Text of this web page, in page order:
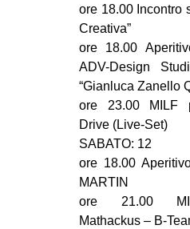
ore 18.00 Incontro
Creativa”
ore 18.00
ADV-Design
“Gianluca Zanello
ore 23.00 MILF
Drive (Live-Set)
SABATO: 12
ore 18.00
MARTIN
ore 21.00
Mathackus – B-